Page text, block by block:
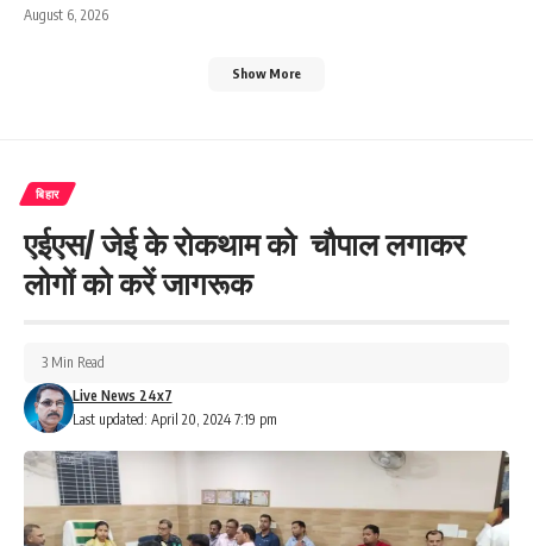
August 6, 2026
Show More
बिहार
एईएस/ जेई के रोकथाम को चौपाल लगाकर
लोगों को करें जागरूक
Last updated: April 20, 2024 7:19 pm
Live News 24x7
3 Min Read